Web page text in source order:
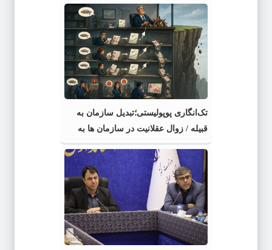
تک‌انگاری پوپولیستی؛تبدیل سازمان به
قبیله‌ / زوال عقلانیت در سازمان ها به
بهانه شعار وحدت / از سازمان چندصدایی
تا دیکتاتوری «ما»